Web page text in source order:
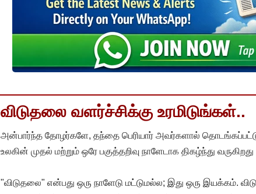
விடுதலை வளர்ச்சிக்கு உரமிடுங்கள்..
அன்பார்ந்த தோழர்களே, தந்தை பெரியார் அவர்களால்
உலகின் முதல் மற்றும் ஒரே பகுத்தறிவு நாளேடாக திகழ்ந்து
"விடுதலை" என்பது ஒரு நாளேடு மட்டுமல்ல; இது ஒரு இயக்கம்.